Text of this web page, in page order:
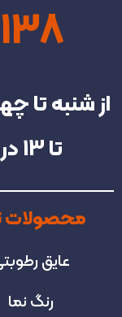
تا 13 در خدمت شما هستیم.
محصولات
عایق
رنگ نما